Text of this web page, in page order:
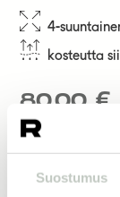
Suostumus
4-
kosteutta
80,00 €
väri